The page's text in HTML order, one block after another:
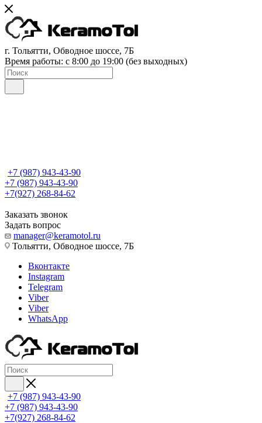
г. Тольятти, Обводное шоссе, 7Б
Время работы: c 8:00 до 19:00 (без выходных)
+7 (987) 943-43-90
+7 (987) 943-43-90
+7(927) 268-84-62
Заказать звонок
Задать вопрос
manager@keramotol.ru
Тольятти, Обводное шоссе, 7Б
Вконтакте
Instagram
Telegram
Viber
Viber
WhatsApp
+7 (987) 943-43-90
+7 (987) 943-43-90
+7(927) 268-84-62